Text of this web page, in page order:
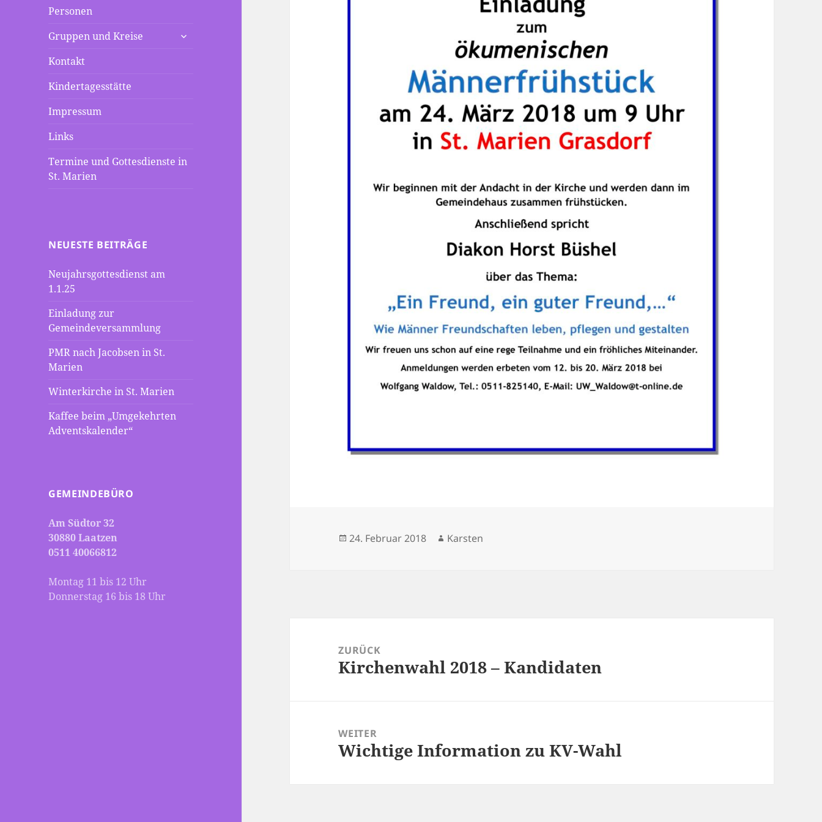
Personen
Gruppen und Kreise
untermenü
Kontakt
Kindertagesstätte
Impressum
Links
Termine und Gottesdienste in
St. Marien
NEUESTE BEITRÄGE
Neujahrsgottesdienst am
1.1.25
Einladung zur
Gemeindeversammlung
PMR nach Jacobsen in St.
Marien
Winterkirche in St. Marien
Kaffee beim „Umgekehrten
Adventskalender“
GEMEINDEBÜRO
Am Südtor 32
30880 Laatzen
0511 40066812
Montag 11 bis 12 Uhr
Donnerstag 16 bis 18 Uhr
Veröffentlicht
24. Februar 2018 Autor
Karsten
ZURÜCK
Vorheriger
Kirchenwahl 2018 – Kandidaten
WEITER
Nächster
Wichtige Information zu KV-Wahl